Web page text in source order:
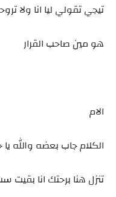
تيجي تقولي ليا انا ولا
هو مين صاحب القرار
الام
الكلام جاب بعضه والله
تنزل هنا برحتك انا بقيت